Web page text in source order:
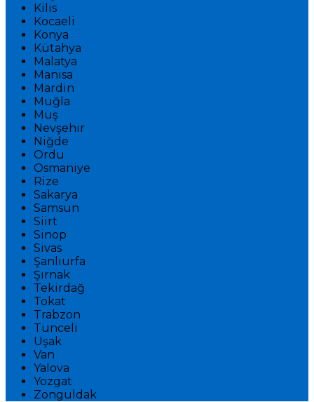
Kilis
Kocaeli
Konya
Kütahya
Malatya
Manisa
Mardin
Muğla
Muş
Nevşehir
Niğde
Ordu
Osmaniye
Rize
Sakarya
Samsun
Siirt
Sinop
Sivas
Şanlıurfa
Şırnak
Tekirdağ
Tokat
Trabzon
Tunceli
Uşak
Van
Yalova
Yozgat
Zonguldak